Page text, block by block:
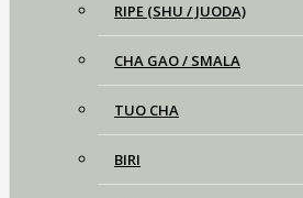
RIPE (SHU / JUODA)
CHA GAO / SMALA
TUO CHA
BIRI